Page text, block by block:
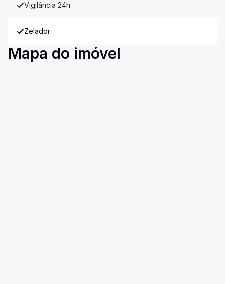
Vigilância 24h
Zelador
Mapa do imóvel